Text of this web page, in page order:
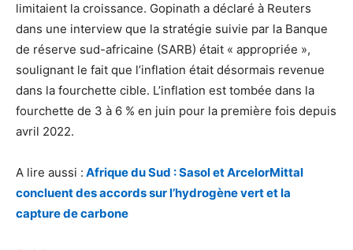
limitaient la croissance. Gopinath a déclaré à Reuters
dans une interview que la stratégie suivie par la Banque
de réserve sud-africaine (SARB) était « appropriée »,
soulignant le fait que l’inflation était désormais revenue
dans la fourchette cible. L’inflation est tombée dans la
fourchette de 3 à 6 % en juin pour la première fois depuis
avril 2022.
A lire aussi : Afrique du Sud : Sasol et ArcelorMittal
concluent des accords sur l’hydrogène vert et la
capture de carbone